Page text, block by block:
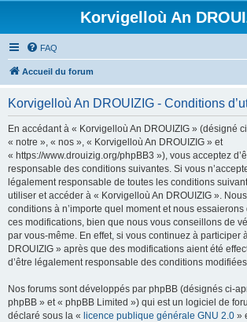
Korvigelloù An
FAQ
Accueil du forum
Korvigelloù An DROUIZIG - Conditions
En accédant à « Korvigelloù An DROUIZIG » (désigné
« notre », « nos », « Korvigelloù An DROUIZIG » et
« https://www.drouizig.org/phpBB3 »), vous acceptez
responsable des conditions suivantes. Si vous
légalement responsable de toutes les conditions
utiliser et accéder à « Korvigelloù An DROUIZIG ».
conditions à n’importe quel moment et nous
ces modifications, bien que nous vous conseillons de
par vous-même. En effet, si vous continuez à participer
DROUIZIG » après que des modifications aient été
d’être légalement responsable des conditions
Nos forums sont développés par phpBB (désignés ci-
phpBB » et « phpBB Limited ») qui est un logiciel de
déclaré sous la « licence publique générale GNU 2.0 »